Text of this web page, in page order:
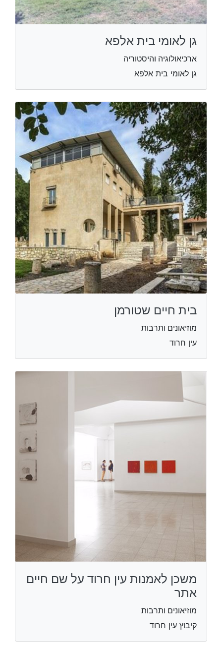
גן לאומי בית אלפא
ארכיאולוגיה והיסטוריה
גן לאומי בית אלפא
בית חיים שטורמן
מוזיאונים ותרבות
עין חרוד
משכן לאמנות עין חרוד על שם חיים
אתר
מוזיאונים ותרבות
קיבוץ עין חרוד